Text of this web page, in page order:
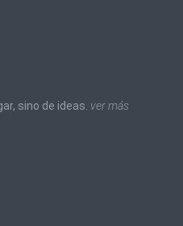
sino de ideas. ver más